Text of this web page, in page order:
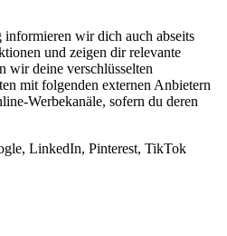
wir dich auch abseits
und zeigen dir relevante
wir deine verschlüsselten
mit folgenden externen Anbietern
Werbekanäle, sofern du deren
LinkedIn, Pinterest, TikTok